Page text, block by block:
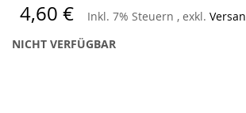
4,60 € Inkl. 7% Steuern , exkl.
NICHT VERFÜGBAR